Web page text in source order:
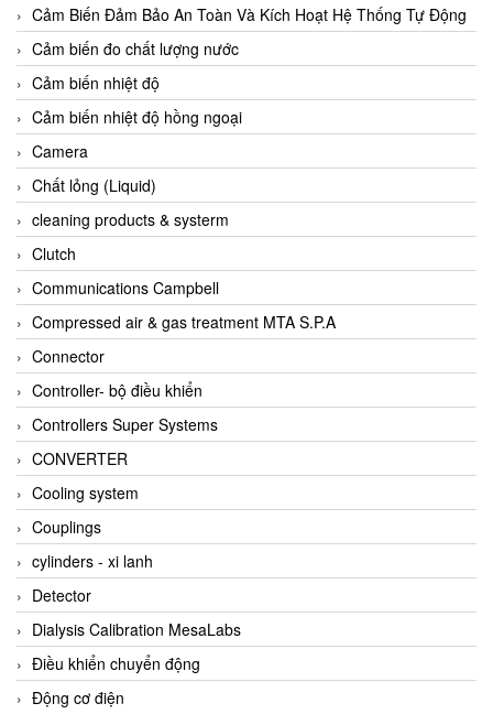
AINUO Vietnam
AIR MAJOR
Aira Euro Automation
Airtac Vietnam
Airtec Vietnam
AI-Tek Vietnam
Akerstroms Viet Nam
AKO Armaturen & Separationstechnik
AKO Armaturen & Separationstechnik Vietnam
AKUSENSE
ALA OFFICINE SPA
Albrecht-Automatik Viet Nam
Allen Bradley Vietnam
Alpha Moisture Vietnam
Alpha-Achem Vietnam
Alphino
ALRE-IT Vietnam
Altech
Amarillo Gear
Ametek
AMPTRON Vietnam
Cảm Biến Đảm Bảo An Toàn Và Kích Hoạt Hệ Thống Tự Động
Cảm biến đo chất lượng nước
Cảm biến nhiệt độ
Cảm biến nhiệt độ hồng ngoại
Camera
Chất lỏng (Liquid)
cleaning products & systerm
Clutch
Communications Campbell
Compressed air & gas treatment MTA S.P.A
Connector
Controller- bộ điều khiển
Controllers Super Systems
CONVERTER
Cooling system
Couplings
cylinders - xi lanh
Detector
Dialysis Calibration MesaLabs
Điều khiển chuyển động
Động cơ điện